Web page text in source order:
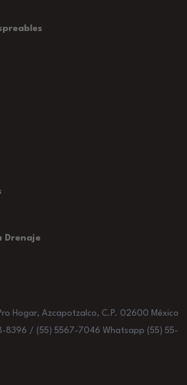
Drenaje
Hogar, Azcapotzalco, C.P. 02600 México
8396 / (55) 5567-7046 Whatsapp (55) 55-